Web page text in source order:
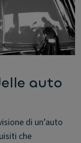
auto
di un’auto
che